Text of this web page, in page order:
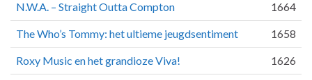
N.W.A. – Straight Outta Compton 1664
The Who’s Tommy: het ultieme jeugdsentiment 1658
Roxy Music en het grandioze Viva! 1626